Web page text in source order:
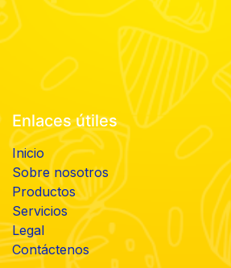
Enlaces útiles
Inicio
Sobre nosotros
Productos
Servicios
Legal
Contáctenos